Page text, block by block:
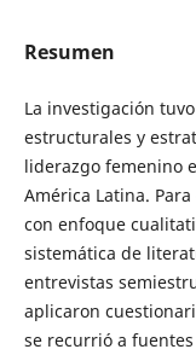
Resumen
La investigación
estructurales y
liderazgo femenino
América Latina.
con enfoque
sistemática de
entrevistas
aplicaron
se recurrió a